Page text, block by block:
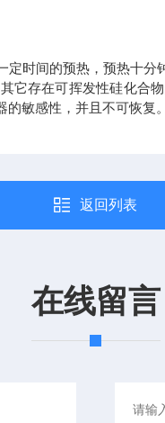
时间的预热，预热十
它存在可挥发性硅化合
敏感性，并且不可恢复
返回列表
在线留言